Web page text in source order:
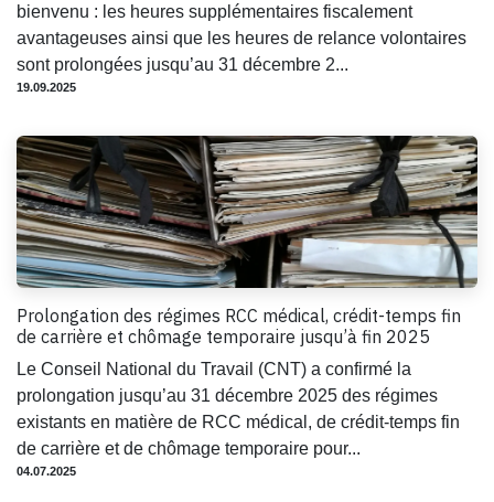
bienvenu : les heures supplémentaires fiscalement
avantageuses ainsi que les heures de relance volontaires
sont prolongées jusqu’au 31 décembre 2...
19.09.2025
Prolongation des régimes RCC médical, crédit-temps fin
de carrière et chômage temporaire jusqu’à fin 2025
Le Conseil National du Travail (CNT) a confirmé la
prolongation jusqu’au 31 décembre 2025 des régimes
existants en matière de RCC médical, de crédit-temps fin
de carrière et de chômage temporaire pour...
04.07.2025